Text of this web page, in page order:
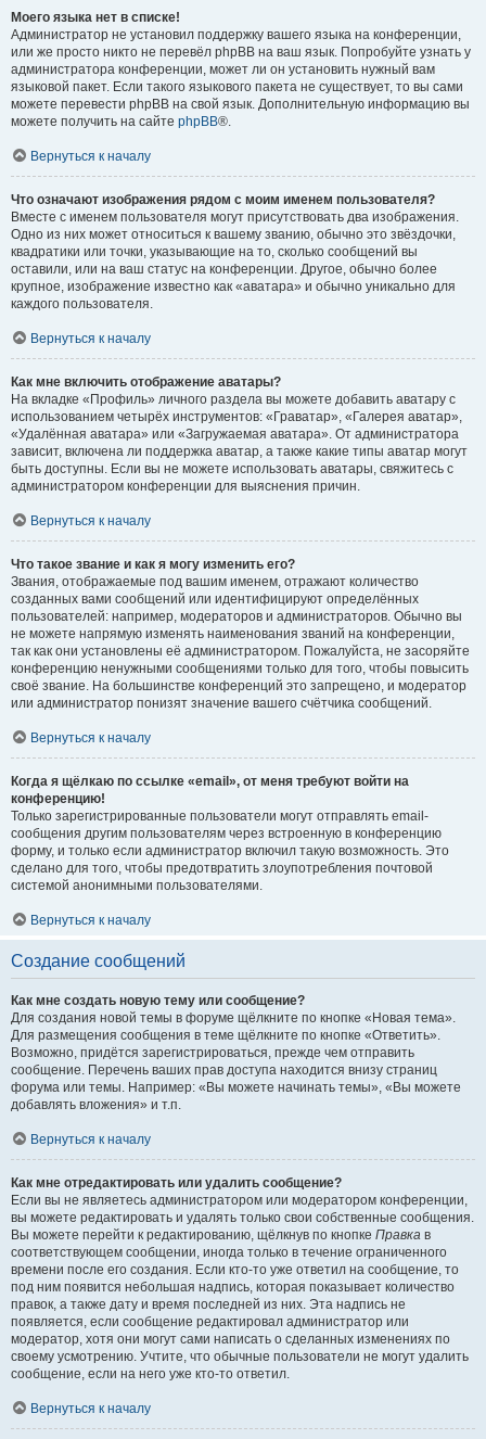
Моего языка нет в списке!
Администратор не установил поддержку вашего языка на конференции,
или же просто никто не перевёл phpBB на ваш язык. Попробуйте узнать у
администратора конференции, может ли он установить нужный вам
языковой пакет. Если такого языкового пакета не существует, то вы сами
можете перевести phpBB на свой язык. Дополнительную информацию вы
можете получить на сайте phpBB®.
Вернуться к началу
Что означают изображения рядом с моим именем пользователя?
Вместе с именем пользователя могут присутствовать два изображения.
Одно из них может относиться к вашему званию, обычно это звёздочки,
квадратики или точки, указывающие на то, сколько сообщений вы
оставили, или на ваш статус на конференции. Другое, обычно более
крупное, изображение известно как «аватара» и обычно уникально для
каждого пользователя.
Вернуться к началу
Как мне включить отображение аватары?
На вкладке «Профиль» личного раздела вы можете добавить аватару с
использованием четырёх инструментов: «Граватар», «Галерея аватар»,
«Удалённая аватара» или «Загружаемая аватара». От администратора
зависит, включена ли поддержка аватар, а также какие типы аватар могут
быть доступны. Если вы не можете использовать аватары, свяжитесь с
администратором конференции для выяснения причин.
Вернуться к началу
Что такое звание и как я могу изменить его?
Звания, отображаемые под вашим именем, отражают количество
созданных вами сообщений или идентифицируют определённых
пользователей: например, модераторов и администраторов. Обычно вы
не можете напрямую изменять наименования званий на конференции,
так как они установлены её администратором. Пожалуйста, не засоряйте
конференцию ненужными сообщениями только для того, чтобы повысить
своё звание. На большинстве конференций это запрещено, и модератор
или администратор понизят значение вашего счётчика сообщений.
Вернуться к началу
Когда я щёлкаю по ссылке «email», от меня требуют войти на
конференцию!
Только зарегистрированные пользователи могут отправлять email-
сообщения другим пользователям через встроенную в конференцию
форму, и только если администратор включил такую возможность. Это
сделано для того, чтобы предотвратить злоупотребления почтовой
системой анонимными пользователями.
Вернуться к началу
Создание сообщений
Как мне создать новую тему или сообщение?
Для создания новой темы в форуме щёлкните по кнопке «Новая тема».
Для размещения сообщения в теме щёлкните по кнопке «Ответить».
Возможно, придётся зарегистрироваться, прежде чем отправить
сообщение. Перечень ваших прав доступа находится внизу страниц
форума или темы. Например: «Вы можете начинать темы», «Вы можете
добавлять вложения» и т.п.
Вернуться к началу
Как мне отредактировать или удалить сообщение?
Если вы не являетесь администратором или модератором конференции,
вы можете редактировать и удалять только свои собственные сообщения.
Вы можете перейти к редактированию, щёлкнув по кнопке Правка в
соответствующем сообщении, иногда только в течение ограниченного
времени после его создания. Если кто-то уже ответил на сообщение, то
под ним появится небольшая надпись, которая показывает количество
правок, а также дату и время последней из них. Эта надпись не
появляется, если сообщение редактировал администратор или
модератор, хотя они могут сами написать о сделанных изменениях по
своему усмотрению. Учтите, что обычные пользователи не могут удалить
сообщение, если на него уже кто-то ответил.
Вернуться к началу